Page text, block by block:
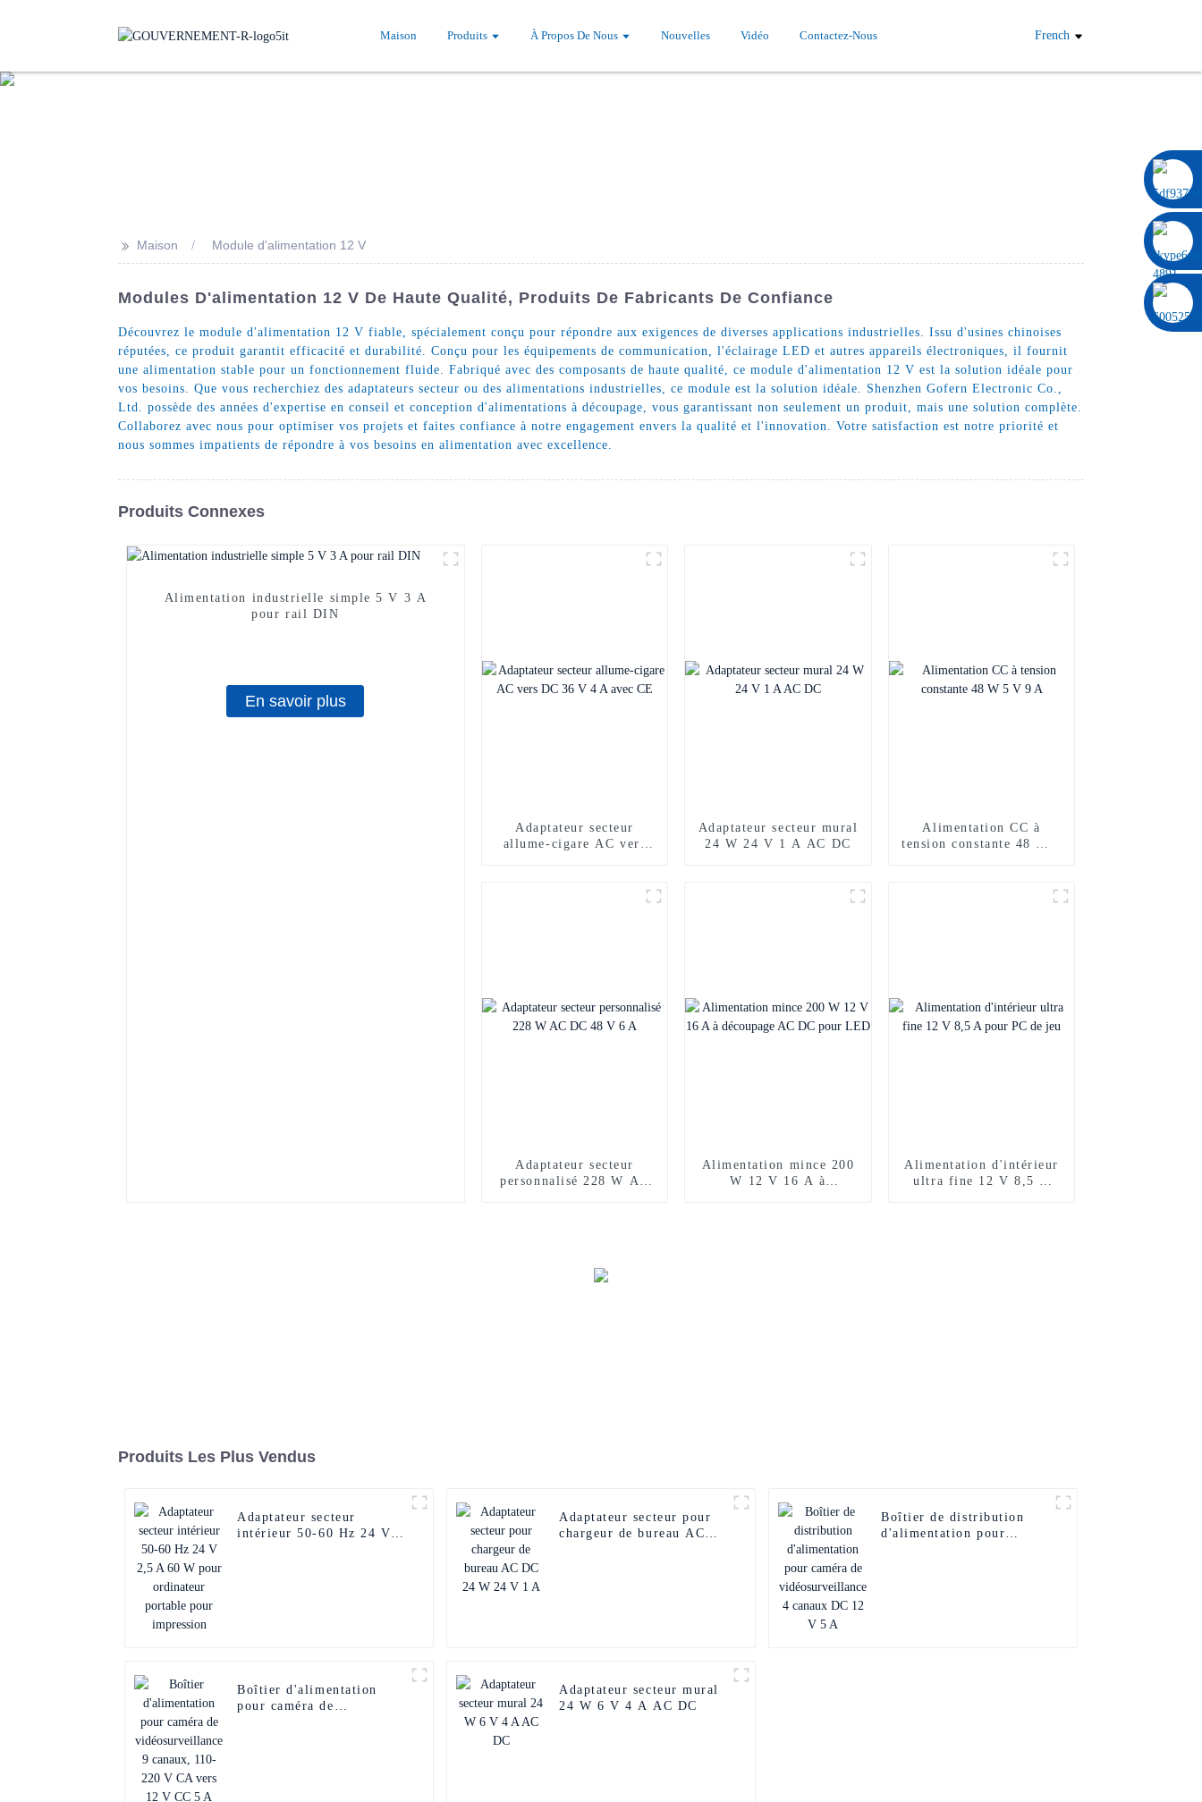
Maison Produits À Propos De Nous Nouvelles Vidéo Contactez-Nous French
>> Maison Module d'alimentation 12 V
Modules D'alimentation 12 V De Haute Qualité, Produits De Fabricants De Confiance
Découvrez le module d'alimentation 12 V fiable, spécialement conçu pour répondre aux exigences de diverses applications industrielles. Issu d'usines chinoises
réputées, ce produit garantit efficacité et durabilité. Conçu pour les équipements de communication, l'éclairage LED et autres appareils électroniques, il fournit
une alimentation stable pour un fonctionnement fluide. Fabriqué avec des composants de haute qualité, ce module d'alimentation 12 V est la solution idéale pour
vos besoins. Que vous recherchiez des adaptateurs secteur ou des alimentations industrielles, ce module est la solution idéale. Shenzhen Gofern Electronic Co.,
Ltd. possède des années d'expertise en conseil et conception d'alimentations à découpage, vous garantissant non seulement un produit, mais une solution complète.
Collaborez avec nous pour optimiser vos projets et faites confiance à notre engagement envers la qualité et l'innovation. Votre satisfaction est notre priorité et
nous sommes impatients de répondre à vos besoins en alimentation avec excellence.
Produits Connexes
Alimentation industrielle simple 5 V 3 A
pour rail DIN
En savoir plus
Adaptateur secteur
allume-cigare AC vers
Adaptateur secteur mural
24 W 24 V 1 A AC DC
Alimentation CC à
tension constante 48 W 5
Adaptateur secteur
personnalisé 228 W AC
Alimentation mince 200
W 12 V 16 A à
Alimentation d'intérieur
ultra fine 12 V 8,5 A
Produits Les Plus Vendus
Adaptateur secteur
intérieur 50-60 Hz 24 V
Adaptateur secteur pour
chargeur de bureau AC
Boîtier de distribution
d'alimentation pour
Boîtier d'alimentation
pour caméra de
Adaptateur secteur mural
24 W 6 V 4 A AC DC